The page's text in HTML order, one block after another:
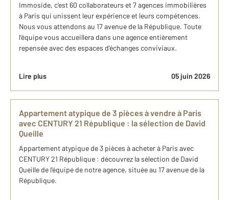
Immoside, c’est 60 collaborateurs et 7 agences immobilières
à Paris qui unissent leur expérience et leurs compétences.
Nous vous attendons au 17 avenue de la République. Toute
l’équipe vous accueillera dans une agence entièrement
repensée avec des espaces d’échanges conviviaux.
Lire plus 05 juin 2026
Appartement atypique de 3 pièces à​ vendre à Paris​
avec CENTURY 21 République : ​la sélection de David
Queille
Appartement atypique de 3 pièces à​ acheter à Paris​ avec
CENTURY 21 République : découvrez la sélection de David
Queille ​de l'équipe de notre agence, située au 17 avenue de la
République.